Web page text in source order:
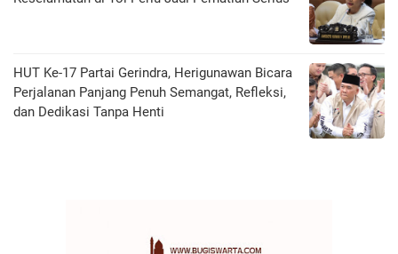
HUT Ke-17 Partai Gerindra, Herigunawan Bicara
Perjalanan Panjang Penuh Semangat, Refleksi,
dan Dedikasi Tanpa Henti